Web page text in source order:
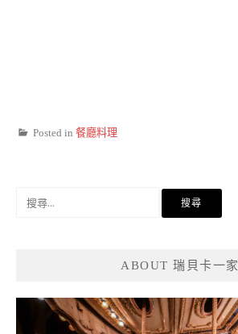
Posted in 餐廳料理
ABOUT 瑞貝卡一家